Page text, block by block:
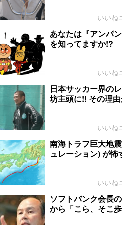
いいね
あなたは『アンパ
を知ってますか!?
いいね
日本サッカー界の
坊主頭に!! その理由
いいね
南海トラフ巨大地
ュレーション) が怖
いいね
ソフトバンク会長
から「こら、そこ